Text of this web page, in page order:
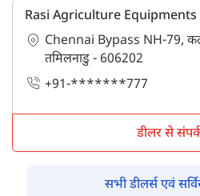
Rasi Agriculture Equipments
Chennai Bypass NH-79,
तमिलनाडु - 606202
+91-*******777
डीलर से
सभी डीलर्स एवं